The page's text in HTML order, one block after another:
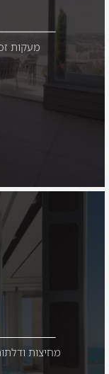
מעקות
מחיצות